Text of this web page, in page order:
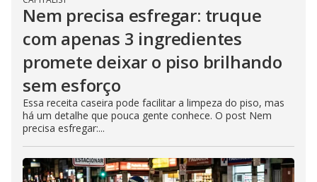
Nem precisa esfregar: truque
com apenas 3 ingredientes
promete deixar o piso brilhando
sem esforço
Essa receita caseira pode facilitar a limpeza do piso, mas
há um detalhe que pouca gente conhece. O post Nem
precisa esfregar:...